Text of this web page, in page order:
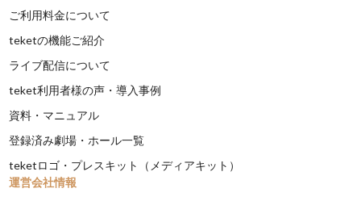
ご利用料金について
teketの機能ご紹介
ライブ配信について
teket利用者様の声・導入事例
資料・マニュアル
登録済み劇場・ホール一覧
teketロゴ・プレスキット（メディアキット）
運営会社情報